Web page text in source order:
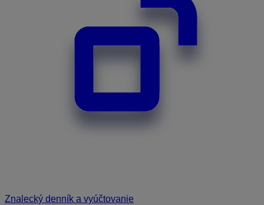
Znalecký denník a vyúčtovanie